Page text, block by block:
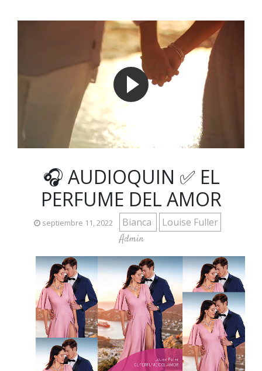
🎧 AUDIOQUIN ✅ EL
PERFUME DEL AMOR
septiembre 11, 2022 Bianca Louise Fuller
Admin